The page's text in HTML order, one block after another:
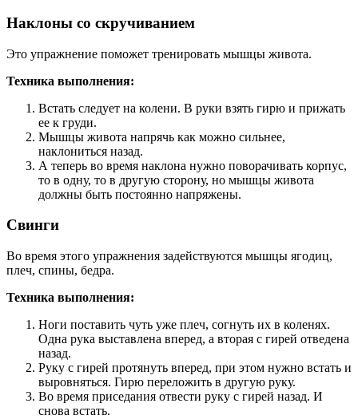
Наклоны со скручиванием
Это упражнение поможет тренировать мышцы живота.
Техника выполнения:
Встать следует на колени. В руки взять гирю и прижать
ее к груди.
Мышцы живота напрячь как можно сильнее,
наклониться назад.
А теперь во время наклона нужно поворачивать корпус,
то в одну, то в другую сторону, но мышцы живота
должны быть постоянно напряжены.
Свинги
Во время этого упражнения задействуются мышцы ягодиц,
плеч, спины, бедра.
Техника выполнения:
Ноги поставить чуть уже плеч, согнуть их в коленях.
Одна рука выставлена вперед, а вторая с гирей отведена
назад.
Руку с гирей протянуть вперед, при этом нужно встать и
выровняться. Гирю переложить в другую руку.
Во время приседания отвести руку с гирей назад. И
снова встать.